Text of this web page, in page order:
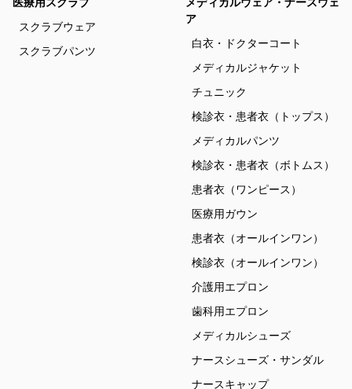
スクラブウェア
スクラブパンツ
ア
白衣・ドクターコート
メディカルジャケット
チュニック
検診衣・患者衣（トップス）
メディカルパンツ
検診衣・患者衣（ボトムス）
患者衣（ワンピース）
医療用ガウン
患者衣（オールインワン）
検診衣（オールインワン）
介護用エプロン
歯科用エプロン
メディカルシューズ
ナースシューズ・サンダル
ナースキャップ